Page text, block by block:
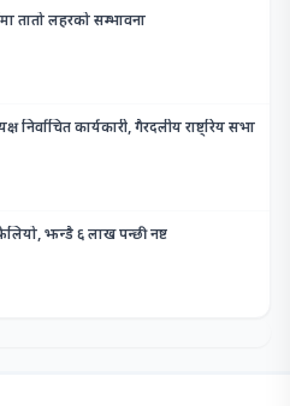
तातो लहरको सम्भावना
निर्वाचित कार्यकारी, गैरदलीय राष्ट्रिय सभा
झन्डै ६ लाख पन्छी नष्ट